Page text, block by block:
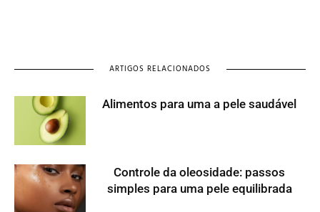
ARTIGOS RELACIONADOS
Alimentos para uma a pele saudável
Controle da oleosidade: passos
simples para uma pele equilibrada